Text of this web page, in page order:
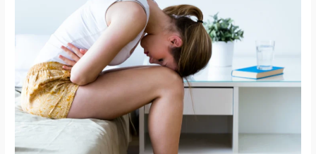
的
古
老
智